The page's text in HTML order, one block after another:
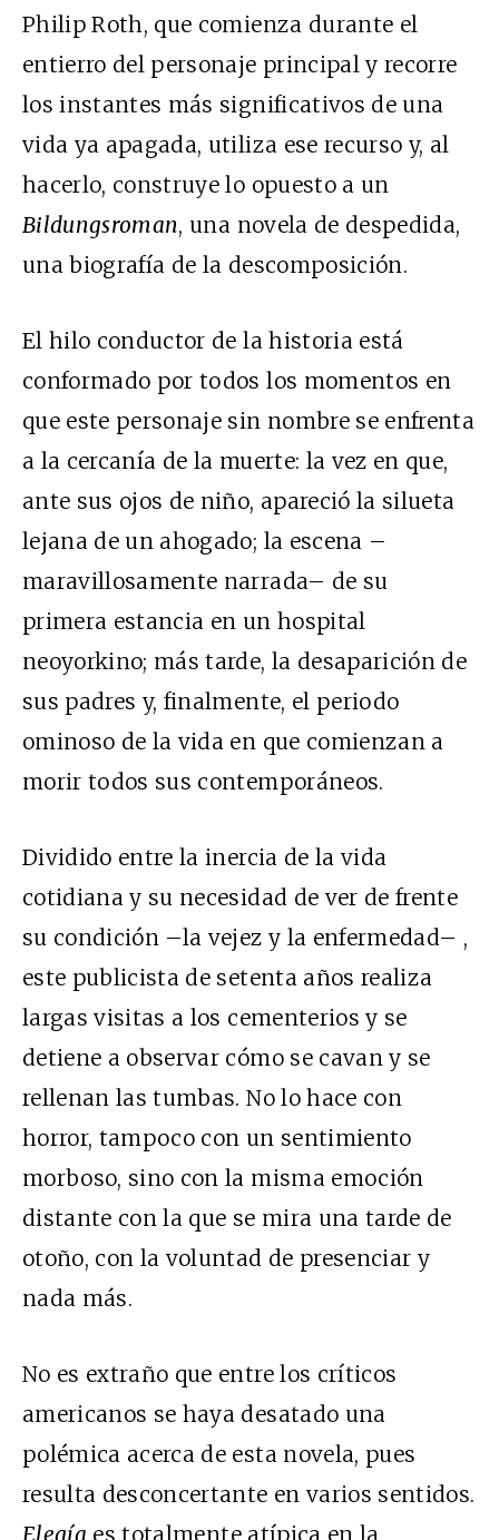
Philip Roth, que comienza durante el
entierro del personaje principal y recorre
los instantes más significativos de una
vida ya apagada, utiliza ese recurso y, al
hacerlo, construye lo opuesto a un
Bildungsroman, una novela de despedida,
una biografía de la descomposición.
El hilo conductor de la historia está
conformado por todos los momentos en
que este personaje sin nombre se enfrenta
a la cercanía de la muerte: la vez en que,
ante sus ojos de niño, apareció la silueta
lejana de un ahogado; la escena –
maravillosamente narrada– de su
primera estancia en un hospital
neoyorkino; más tarde, la desaparición de
sus padres y, finalmente, el periodo
ominoso de la vida en que comienzan a
morir todos sus contemporáneos.
Dividido entre la inercia de la vida
cotidiana y su necesidad de ver de frente
su condición –la vejez y la enfermedad– ,
este publicista de setenta años realiza
largas visitas a los cementerios y se
detiene a observar cómo se cavan y se
rellenan las tumbas. No lo hace con
horror, tampoco con un sentimiento
morboso, sino con la misma emoción
distante con la que se mira una tarde de
otoño, con la voluntad de presenciar y
nada más.
No es extraño que entre los críticos
americanos se haya desatado una
polémica acerca de esta novela, pues
resulta desconcertante en varios sentidos.
Elegía es totalmente atípica en la